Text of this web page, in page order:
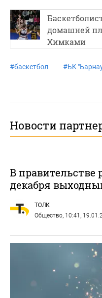
домашней
Химками
#баскетбол #БК
Новости
В правительстве
декабря
ТОЛК
Общество, 10:41,